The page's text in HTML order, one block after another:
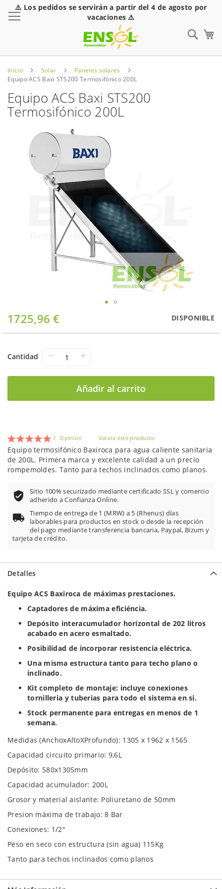
⚠️ Los pedidos se servirán a partir del 4 de agosto por
vacaciones ⚠️
Inicio Solar
Paneles solares
Equipo ACS Baxi STS200 Termosifónico 200L
Equipo ACS Baxi STS200
Termosifónico 200L
1725,96 € DISPONIBLE
Cantidad − +
Añadir al carrito
Saltar
al
comienzo
la
Valoración:
100
% of100
1 Opinión Valora este producto
Equipo termosifónico Baxiroca para agua caliente sanitaria
de 200L. Primera marca y excelente calidad a un precio
rompemoldes. Tanto para techos inclinados como planos.
Sitio 100% securizado mediante certificado SSL y comercio
adherido a Confianza Online.
Tiempo de entrega de 1 (MRW) a 5 (Rhenus) días
laborables para productos en stock o desde la recepción
del pago mediante transferencia bancaria, Paypal, Bizum y
tarjeta de crédito.
Detalles
Equipo ACS Baxiroca de máximas prestaciones.
Captadores de máxima eficiéncia.
Depósito interacumulador horizontal de 202 litros
acabado en acero esmaltado.
Posibilidad de incorporar resistencia eléctrica.
Una misma estructura tanto para techo plano o
inclinado.
Kit completo de montaje: incluye conexiones
tornilleria y tuberias para todo el sistema en si.
Stock permanente para entregas en menos de 1
semana.
Medidas (AnchoxAltoXProfundo): 1305 x 1962 x 1565
Capacidad circuito primario: 9,6L
Depósito: 580x1305mm
Capacidad acumulador: 200L
Grosor y material aislante: Poliuretano de 50mm
Presion máxima de trabajo: 8 Bar
Conexiones: 1/2"
Peso en seco con estructura (sin agua) 115Kg
Tanto para techos inclinados como planos